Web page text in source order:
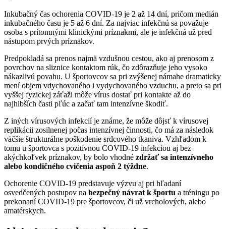
Inkubačný čas ochorenia COVID-19 je 2 až 14 dní, pričom medián
inkubačného času je 5 až 6 dní. Za najviac infekčnú sa považuje
osoba s prítomnými klinickými príznakmi, ale je infekčná už pred
nástupom prvých príznakov.
Predpokladá sa prenos najmä vzdušnou cestou, ako aj prenosom z
povrchov na sliznice kontaktom rúk, čo zdôrazňuje jeho vysoko
nákazlivú povahu. U športovcov sa pri zvýšenej námahe dramaticky
mení objem vdychovaného i vydychovaného vzduchu, a preto sa pri
vyššej fyzickej záťaži môže vírus dostať pri kontakte až do
najhlbších časti pľúc a začať tam intenzívne škodiť.
Z iných vírusových infekcií je známe, že môže dôjsť k vírusovej
replikácii zosilnenej počas intenzívnej činnosti, čo má za následok
väčšie štrukturálne poškodenie srdcového tkaniva. Vzhľadom k
tomu u športovca s pozitívnou COVID-19 infekciou aj bez
akýchkoľvek príznakov, by bolo vhodné zdržať sa intenzívneho
alebo kondičného cvičenia aspoň 2 týždne.
Ochorenie COVID-19 predstavuje výzvu aj pri hľadaní
osvedčených postupov na bezpečný návrat k športu a tréningu po
prekonaní COVID-19 pre športovcov, či už vrcholových, alebo
amatérskych.